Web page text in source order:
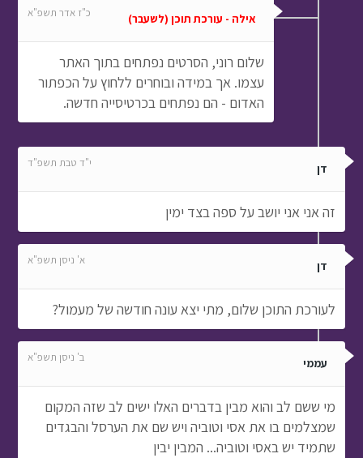
אילה - עורכת תוכן (לשעבר) כ"ז אדר תשפ"א
שלום רוני, הסרטים נפתחים בתוך האתר
עצמו. אך במידה ובוחרים ללחוץ על הכפתור
האדום - הם נפתחים בכרטיסייה חדשה.
דן י"ד טבת תשפ"ד
זה אני אני יושב על ספה בצד ימין
דן א' ניסן תשפ"א
לעורכת התוכן שלום, מתי יצא עונה חודשה של מעמול?
עממי ב' ניסן תשפ"א
מי ששם לב והוא מבין בדברים האלו ישים לב שזה המקום
שמצלמים בו את אסי וטוביה ויש שם את הערסל והבגדים
שתמיד יש באסי וטוביה... המבין יבין